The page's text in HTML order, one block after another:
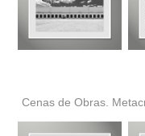
Cenas de Obras.